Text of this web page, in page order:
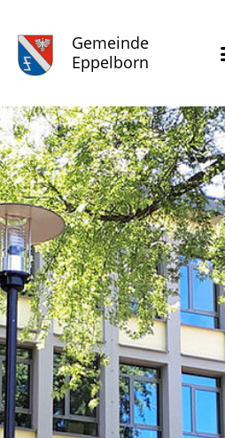
Gemeinde
Eppelborn